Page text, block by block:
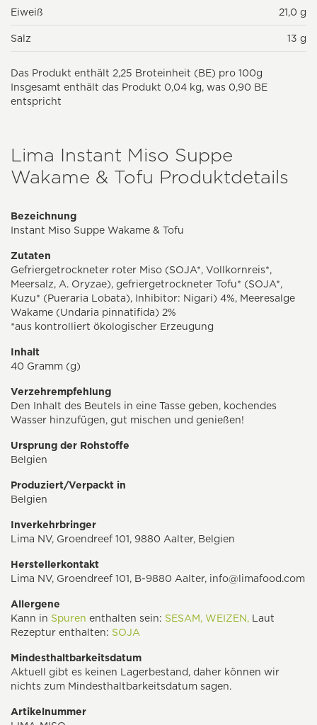
Eiweiß 21,0 g
Salz 13 g
Das Produkt enthält 2,25 Broteinheit (BE) pro 100g
Insgesamt enthält das Produkt 0,04 kg, was 0,90 BE
entspricht
Lima Instant Miso Suppe
Wakame & Tofu Produktdetails
Bezeichnung
Instant Miso Suppe Wakame & Tofu
Zutaten
Gefriergetrockneter roter Miso (SOJA*, Vollkornreis*,
Meersalz, A. Oryzae), gefriergetrockneter Tofu* (SOJA*,
Kuzu* (Pueraria Lobata), Inhibitor: Nigari) 4%, Meeresalge
Wakame (Undaria pinnatifida) 2%
*aus kontrolliert ökologischer Erzeugung
Inhalt
40 Gramm (g)
Verzehrempfehlung
Den Inhalt des Beutels in eine Tasse geben, kochendes
Wasser hinzufügen, gut mischen und genießen!
Ursprung der Rohstoffe
Belgien
Produziert/Verpackt in
Belgien
Inverkehrbringer
Lima NV, Groendreef 101, 9880 Aalter, Belgien
Herstellerkontakt
Lima NV, Groendreef 101, B-9880 Aalter, info@limafood.com
Allergene
Kann in Spuren enthalten sein: SESAM, WEIZEN, Laut
Rezeptur enthalten: SOJA
Mindesthaltbarkeitsdatum
Aktuell gibt es keinen Lagerbestand, daher können wir
nichts zum Mindesthaltbarkeitsdatum sagen.
Artikelnummer